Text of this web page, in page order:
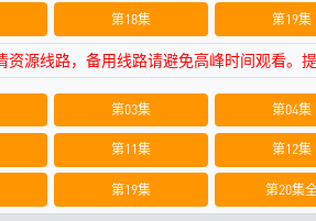
第18集 第19集
资源线路，备用线路请避免高峰时间观看。
第03集 第04集
第11集 第12集
第19集 第20集